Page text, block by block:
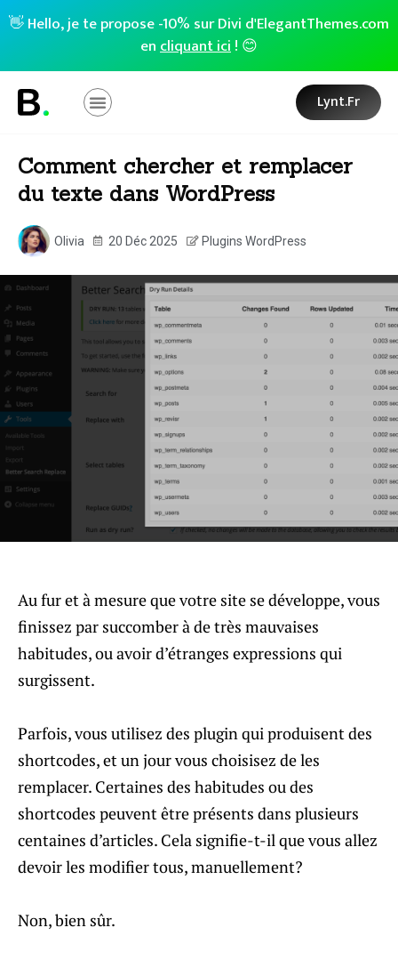
👋 Hello, je te propose -10% sur Divi d'ElegantThemes.com
encliquant ici! 😊
Lynt.fr
Comment chercher et remplacer
du texte dans WordPress
Olivia 20 Déc 2025 Plugins WordPress
Au fur et à mesure que votre site se développe, vous
finissez par succomber à de très mauvaises
habitudes, ou avoir d’étranges expressions qui
surgissent.
Parfois, vous utilisez des plugin qui produisent des
shortcodes, et un jour vous choisisez de les
remplacer. Certaines des habitudes ou des
shortcodes peuvent être présents dans plusieurs
centaines d’articles. Cela signifie-t-il que vous allez
devoir les modifier tous, manuellement?
Non, bien sûr.